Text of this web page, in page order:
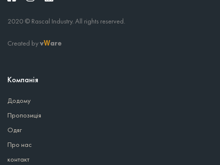
2020 © Rascal Industry. All rights reserved.
Created byvWare
Компанія
Додому
Пропозиція
Одяг
Про нас
контакт